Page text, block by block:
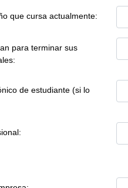
que cursa actualmente:
para terminar sus
de estudiante (si lo